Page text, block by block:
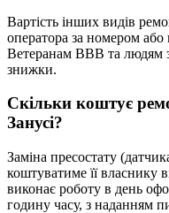
Вартість інших видів
оператора за номером або
Ветеранам ВВВ та людям
знижки.
Скільки коштує
Занусі?
Заміна пресостату
коштуватиме її власнику
виконає роботу в день
годину часу, з наданням